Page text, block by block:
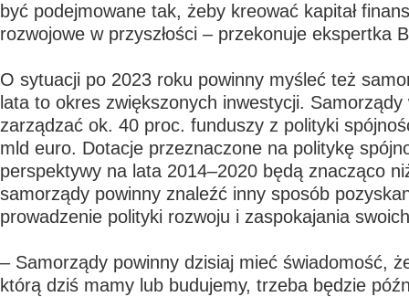
być podejmowane tak, żeby kreować kapitał
rozwojowe w przyszłości – przekonuje ekspertka
O sytuacji po 2023 roku powinny myśleć też
lata to okres zwiększonych inwestycji.
zarządzać ok. 40 proc. funduszy z polityki
mld euro. Dotacje przeznaczone na politykę
perspektywy na lata 2014–2020 będą znacząco
samorządy powinny znaleźć inny sposób
prowadzenie polityki rozwoju i zaspokajania
– Samorządy powinny dzisiaj mieć świadomość,
którą dziś mamy lub budujemy, trzeba będzie